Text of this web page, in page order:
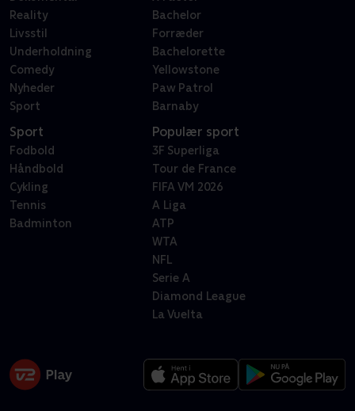
Reality
Livsstil
Underholdning
Comedy
Nyheder
Sport
Bachelor
Forræder
Bachelorette
Yellowstone
Paw Patrol
Barnaby
Sport
Fodbold
Håndbold
Cykling
Tennis
Badminton
Populær sport
3F Superliga
Tour de France
FIFA VM 2026
A Liga
ATP
WTA
NFL
Serie A
Diamond League
La Vuelta